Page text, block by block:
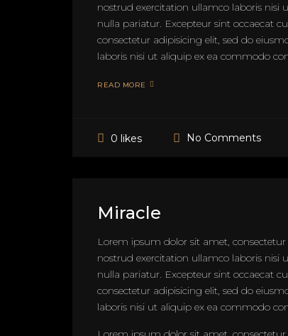
nostrud exercitation ullamco laboris nisi
nulla pariatur. Excepteur sint occaecat
consectetur adipisicing elit, sed do
laboris nisi ut aliquip ex ea commodo
READ MORE
0 likes No Comments
Miracle
Lorem ipsum dolor sit amet,
nostrud exercitation ullamco laboris nisi
nulla pariatur. Excepteur sint occaecat
consectetur adipisicing elit, sed do
laboris nisi ut aliquip ex ea commodo